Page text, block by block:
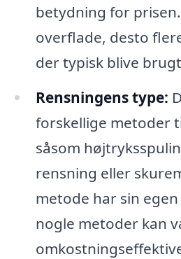
betydning for
overflade, desto
der typisk blive
Rensningens type:
forskellige metoder
såsom
rensning eller
metode har sin
nogle metoder kan